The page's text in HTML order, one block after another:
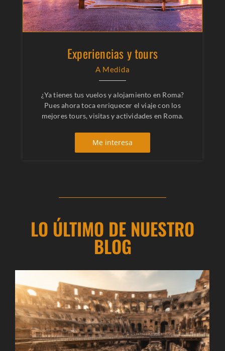
Experiencias y tours
A Medida
¿Ya tienes tus vuelos y alojamiento en Roma?
Pues ahora toca enriquecer el viaje con los
mejores tours, visitas y actividades en Roma.
Me interesa
LO ÚLTIMO DE NUESTRO
BLOG